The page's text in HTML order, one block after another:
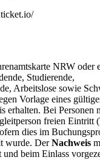
NRW oder
Studierende,
Arbeitslose sowie
Vorlage eines
erhalten. Bei Personen
freien Eintritt
dies im
wurde. DerNachweis
beim Einlass